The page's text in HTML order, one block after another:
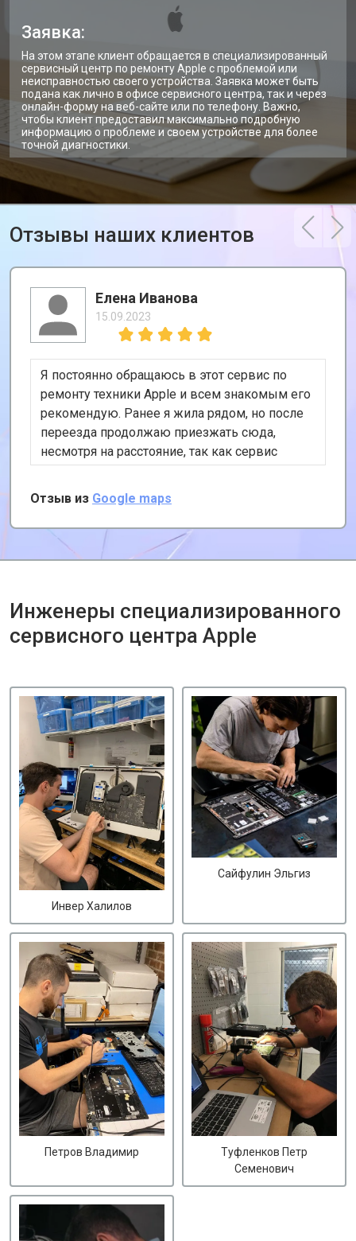
Заявка:
На этом этапе клиент обращается в специализированный
сервисный центр по ремонту Apple с проблемой или
неисправностью своего устройства. Заявка может быть
подана как лично в офисе сервисного центра, так и через
онлайн-форму на веб-сайте или по телефону. Важно,
чтобы клиент предоставил максимально подробную
информацию о проблеме и своем устройстве для более
точной диагностики.
Отзывы наших клиентов
Елена Иванова
15.09.2023
Я постоянно обращаюсь в этот сервис по
ремонту техники Apple и всем знакомым его
рекомендую. Ранее я жила рядом, но после
переезда продолжаю приезжать сюда,
несмотря на расстояние, так как сервис
хороший и цены адекватные. К тому же, у
них есть удобная услуга вызова курьера,
забирает и привозит почти за даром!
Отзыв из Google maps
Инженеры специализированного
сервисного центра Apple
Инвер Халилов
Сайфулин Эльгиз
Петров Владимир
Туфленков Петр
Семенович